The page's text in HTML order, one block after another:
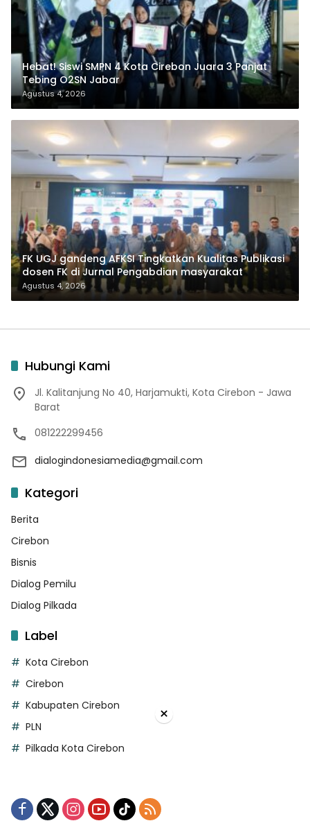
Hebat! Siswi SMPN 4 Kota Cirebon Juara 3 Panjat
Tebing O2SN Jabar
Agustus 4, 2026
FK UGJ gandeng AFKSI Tingkatkan Kualitas Publikasi
dosen FK di Jurnal Pengabdian masyarakat
Agustus 4, 2026
Hubungi Kami
Jl. Kalitanjung No 40, Harjamukti, Kota Cirebon - Jawa
Barat
081222299456
dialogindonesiamedia@gmail.com
Kategori
Berita
Cirebon
Bisnis
Dialog Pemilu
Dialog Pilkada
Label
Kota Cirebon
Cirebon
Kabupaten Cirebon
PLN
Pilkada Kota Cirebon
×